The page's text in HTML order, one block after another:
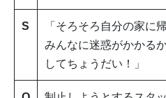
S
「そろそろ自分の家に
みんなに迷惑がかかる
してちょうだい！」